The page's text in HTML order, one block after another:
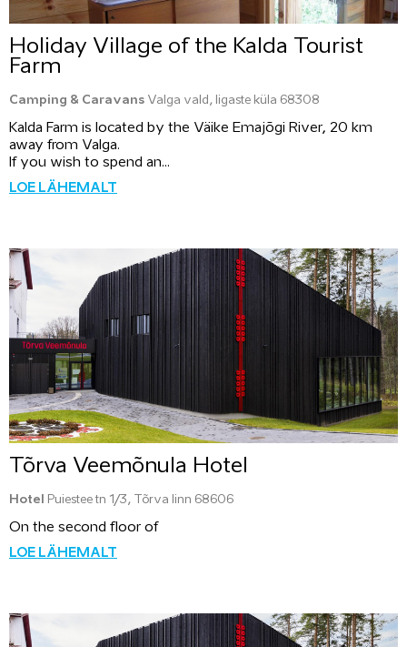
Holiday Village of the Kalda Tourist
Farm
Camping & Caravans Valga vald, Iigaste küla 68308
Kalda Farm is located by the Väike Emajõgi River, 20 km
away from Valga.
If you wish to spend an...
LOE LÄHEMALT
Tõrva Veemõnula Hotel
Hotel Puiestee tn 1/3, Tõrva linn 68606
On the second floor of
LOE LÄHEMALT